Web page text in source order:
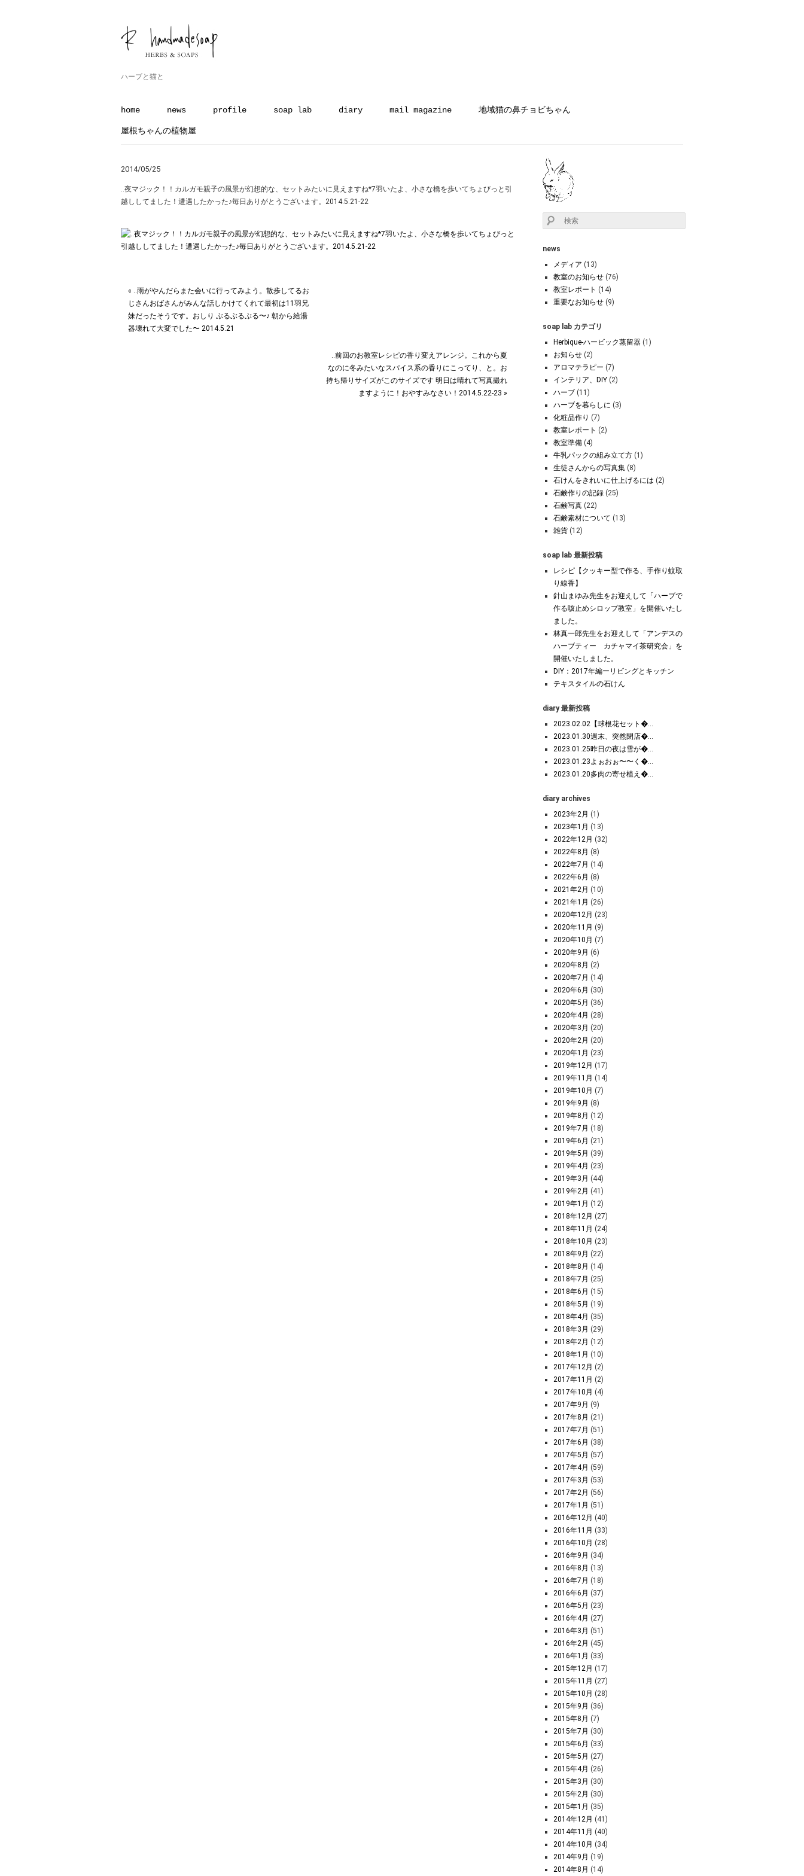
ハーブと猫と
home news profile soap lab diary mail magazine 地域猫の鼻チョビちゃん
屋根ちゃんの植物屋
2014/05/25
‥夜マジック！！カルガモ親子の風景が幻想的な、セットみたいに見えますね*7羽いたよ、小さな橋を歩いてちょびっと引
越ししてました！遭遇したかった♪毎日ありがとうございます。2014.5.21-22
« ‥雨がやんだらまた会いに行ってみよう。散歩してるお
じさんおばさんがみんな話しかけてくれて最初は11羽兄
妹だったそうです。おしり ぶるぶるぶる〜♪ 朝から給湯
器壊れて大変でした〜 2014.5.21
‥前回のお教室レシピの香り変えアレンジ。これから夏
なのに冬みたいなスパイス系の香りにこってり、と。お
持ち帰りサイズがこのサイズです︎ 明日は晴れて写真撮れ
ますように！おやすみなさい！2014.5.22-23 »
news
メディア (13)
教室のお知らせ (76)
教室レポート (14)
重要なお知らせ (9)
soap lab カテゴリ
Herbique-ハービック蒸留器 (1)
お知らせ (2)
アロマテラピー (7)
インテリア、DIY (2)
ハーブ (11)
ハーブを暮らしに (3)
化粧品作り (7)
教室レポート (2)
教室準備 (4)
牛乳パックの組み立て方 (1)
生徒さんからの写真集 (8)
石けんをきれいに仕上げるには (2)
石鹸作りの記録 (25)
石鹸写真 (22)
石鹸素材について (13)
雑貨 (12)
soap lab 最新投稿
レシピ【クッキー型で作る、手作り蚊取
り線香】
針山まゆみ先生をお迎えして「ハーブで
作る咳止めシロップ教室」を開催いたし
ました。
林真一郎先生をお迎えして「アンデスの
ハーブティー カチャマイ茶研究会」を
開催いたしました。
DIY：2017年編ーリビングとキッチン
テキスタイルの石けん
diary 最新投稿
2023.02.02【球根花セット�...
2023.01.30週末、突然閉店�...
2023.01.25昨日の夜は雪が�...
2023.01.23よぉおぉ〜〜く�...
2023.01.20多肉の寄せ植え�...
diary archives
2023年2月 (1)
2023年1月 (13)
2022年12月 (32)
2022年8月 (8)
2022年7月 (14)
2022年6月 (8)
2021年2月 (10)
2021年1月 (26)
2020年12月 (23)
2020年11月 (9)
2020年10月 (7)
2020年9月 (6)
2020年8月 (2)
2020年7月 (14)
2020年6月 (30)
2020年5月 (36)
2020年4月 (28)
2020年3月 (20)
2020年2月 (20)
2020年1月 (23)
2019年12月 (17)
2019年11月 (14)
2019年10月 (7)
2019年9月 (8)
2019年8月 (12)
2019年7月 (18)
2019年6月 (21)
2019年5月 (39)
2019年4月 (23)
2019年3月 (44)
2019年2月 (41)
2019年1月 (12)
2018年12月 (27)
2018年11月 (24)
2018年10月 (23)
2018年9月 (22)
2018年8月 (14)
2018年7月 (25)
2018年6月 (15)
2018年5月 (19)
2018年4月 (35)
2018年3月 (29)
2018年2月 (12)
2018年1月 (10)
2017年12月 (2)
2017年11月 (2)
2017年10月 (4)
2017年9月 (9)
2017年8月 (21)
2017年7月 (51)
2017年6月 (38)
2017年5月 (57)
2017年4月 (59)
2017年3月 (53)
2017年2月 (56)
2017年1月 (51)
2016年12月 (40)
2016年11月 (33)
2016年10月 (28)
2016年9月 (34)
2016年8月 (13)
2016年7月 (18)
2016年6月 (37)
2016年5月 (23)
2016年4月 (27)
2016年3月 (51)
2016年2月 (45)
2016年1月 (33)
2015年12月 (17)
2015年11月 (27)
2015年10月 (28)
2015年9月 (36)
2015年8月 (7)
2015年7月 (30)
2015年6月 (33)
2015年5月 (27)
2015年4月 (26)
2015年3月 (30)
2015年2月 (30)
2015年1月 (35)
2014年12月 (41)
2014年11月 (40)
2014年10月 (34)
2014年9月 (19)
2014年8月 (14)